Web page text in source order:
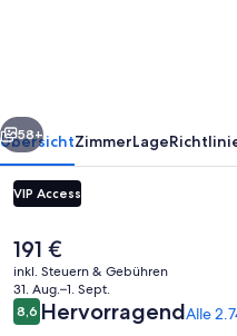
Weiter
58+
ÜbersichtZimmerLage
VIP Access
Der
aktuelle
Preis
beträgt
191 €.
191 €
inkl. Steuern & Gebühren
31. Aug.–1. Sept.
Bewertungen
8,68,6 von 10.
HervorragendAlle